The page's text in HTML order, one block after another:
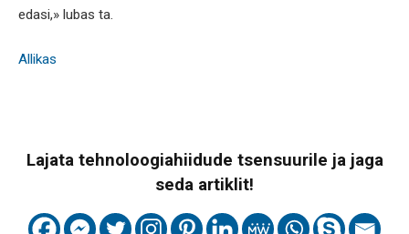
edasi,» lubas ta.
Allikas
Lajata tehnoloogiahiidude tsensuurile ja jaga
seda artiklit!